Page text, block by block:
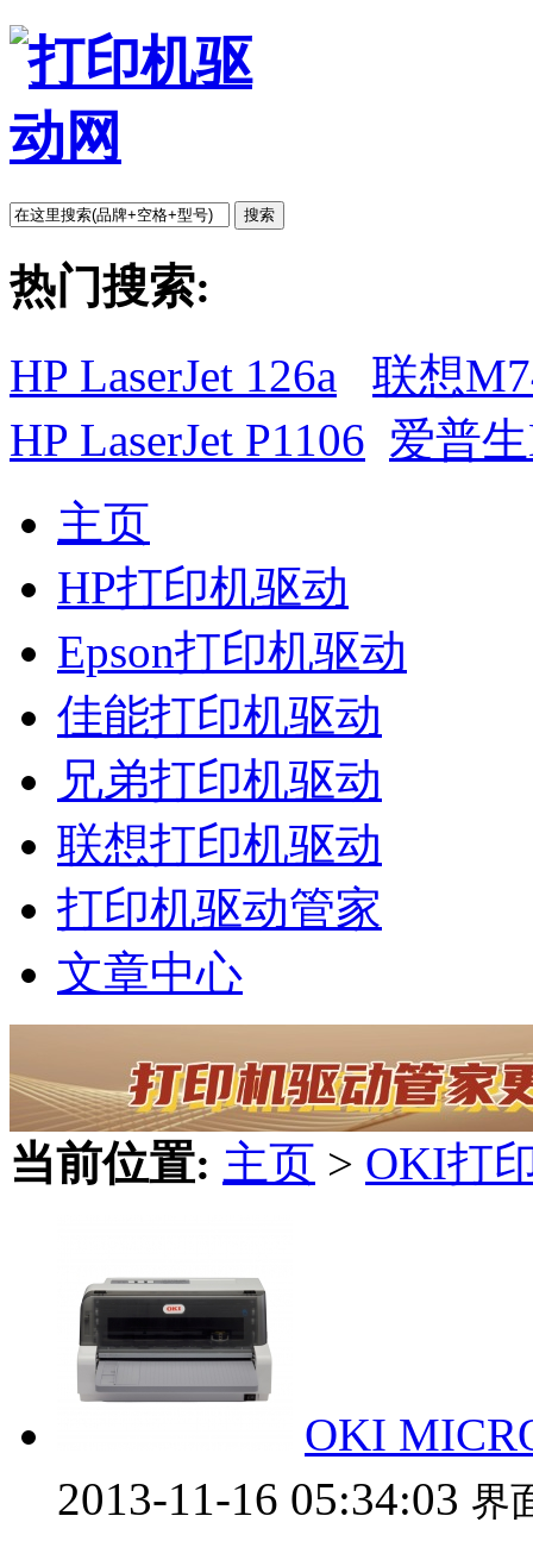
搜索
热门搜索:
HP LaserJet 126a
联想
HP LaserJet P1106 爱普
主页
HP打印机驱动
Epson打印机驱动
佳能打印机驱动
兄弟打印机驱动
联想打印机驱动
打印机驱动管家
文章中心
当前位置: 主页 > OKI打
OKI
2013-11-16 05:34:03 界